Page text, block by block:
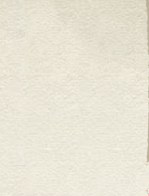
刘妍个人简介及带班理念